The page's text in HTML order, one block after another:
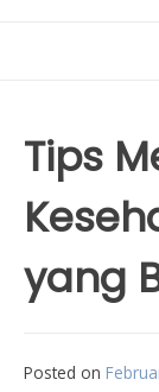
Tips
yang
Posted on